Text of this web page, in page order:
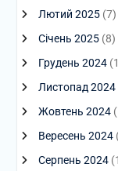
Лютий 2025(7)
Січень 2025(8)
Грудень 2024
Листопад 2024
Жовтень 2024
Вересень 2024
Серпень 2024